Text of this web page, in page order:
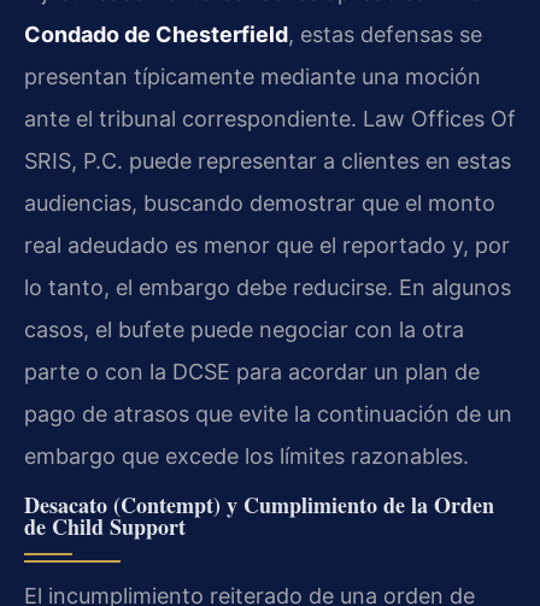
Condado de Chesterfield, estas defensas se
presentan típicamente mediante una moción
ante el tribunal correspondiente. Law Offices Of
SRIS, P.C. puede representar a clientes en estas
audiencias, buscando demostrar que el monto
real adeudado es menor que el reportado y, por
lo tanto, el embargo debe reducirse. En algunos
casos, el bufete puede negociar con la otra
parte o con la DCSE para acordar un plan de
pago de atrasos que evite la continuación de un
embargo que excede los límites razonables.
Desacato (Contempt) y Cumplimiento de la Orden
de Child Support
El incumplimiento reiterado de una orden de